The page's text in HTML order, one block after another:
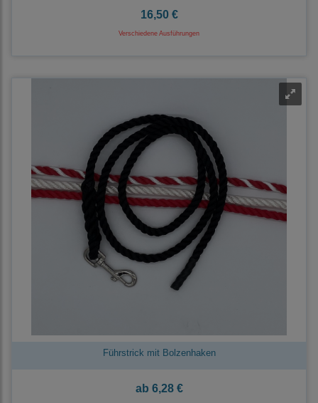
16,50 €
Verschiedene Ausführungen
Führstrick mit Bolzenhaken
ab 6,28 €